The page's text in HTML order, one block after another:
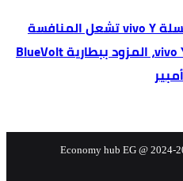
أكبر بطارية في تاريخ سلسلة vivo Y تشعل المنافسة
في مصر مع إطلاق vivo Y500، المزود ببطارية BlueVolt